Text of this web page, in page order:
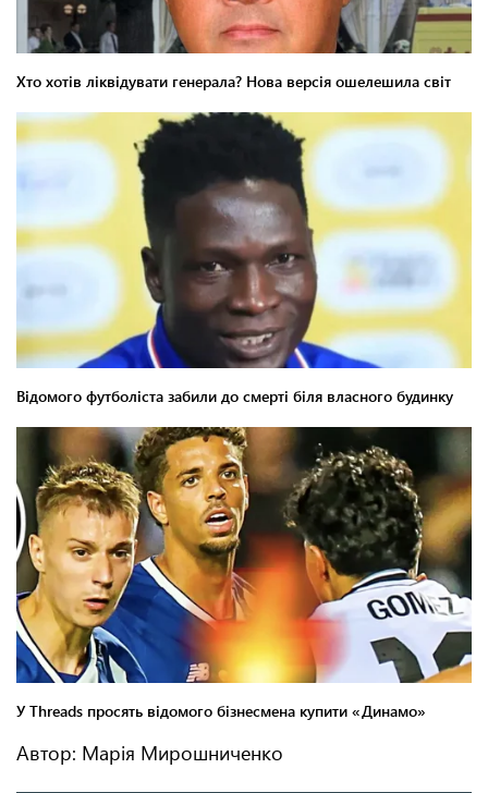
Автор: Марія Мирошниченко